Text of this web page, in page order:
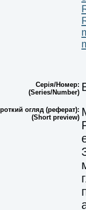
Серія/Номер:
(Series/Number)
огляд (реферат):
(Short preview)